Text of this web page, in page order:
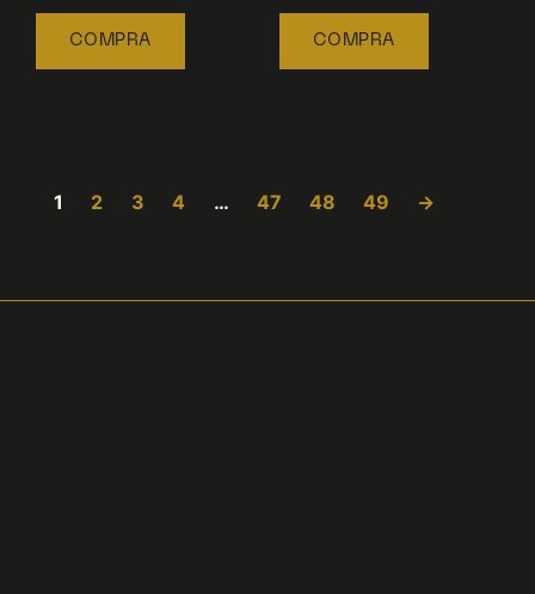
COMPRA COMPRA
1 2 3 4 … 47 48 49 →